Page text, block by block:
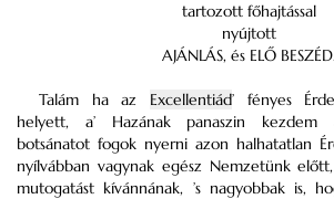
tartozott főhajtással
nyújtott
AJÁNLÁS, és ELŐ BESZÉD.
Talám ha az Excellentiád’ fényes
helyett, a’ Hazának panaszin kezdem
botsánatot fogok nyerni azon halhatatlan
nyílvábban vagynak egész Nemzetünk
mutogatást kívánnának, ’s nagyobbak is,